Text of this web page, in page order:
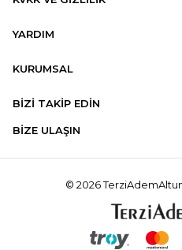
YARDIM
KURUMSAL
BİZİ TAKİP EDİN
BİZE ULAŞIN
© 2026